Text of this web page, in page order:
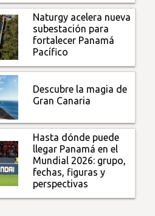
Naturgy acelera nueva
subestación para
fortalecer Panamá
Pacífico
Descubre la magia de
Gran Canaria
Hasta dónde puede
llegar Panamá en el
Mundial 2026: grupo,
fechas, figuras y
perspectivas